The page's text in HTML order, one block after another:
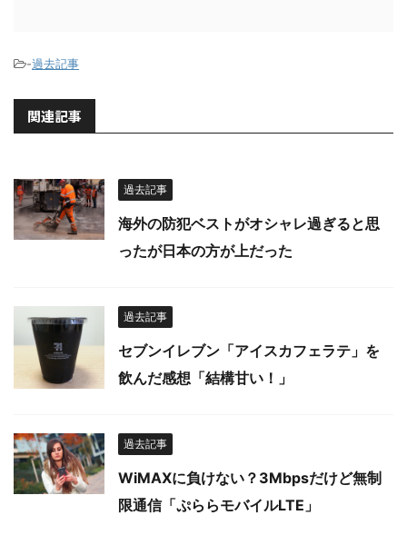
-過去記事
関連記事
過去記事
海外の防犯ベストがオシャレ過ぎると思
ったが日本の方が上だった
過去記事
セブンイレブン「アイスカフェラテ」を
飲んだ感想「結構甘い！」
過去記事
WiMAXに負けない？3Mbpsだけど無制
限通信「ぷららモバイルLTE」